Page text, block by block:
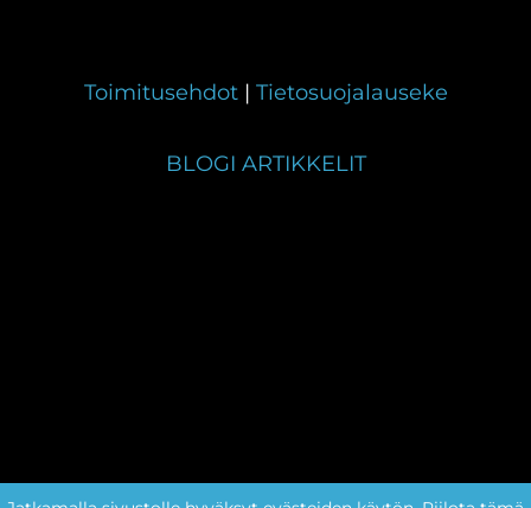
Toimitusehdot | Tietosuojalauseke
BLOGI ARTIKKELIT